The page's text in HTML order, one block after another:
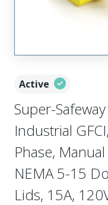
Active
Super-
Industrial
Phase,
NEMA 5-15
Lids, 15A,